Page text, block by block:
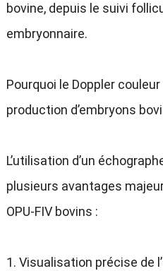
bovine, depuis le suivi
embryonnaire.
Pourquoi le Doppler
production d’embryons
L’utilisation d’un
plusieurs avantages
OPU-FIV bovins :
1. Visualisation précise de